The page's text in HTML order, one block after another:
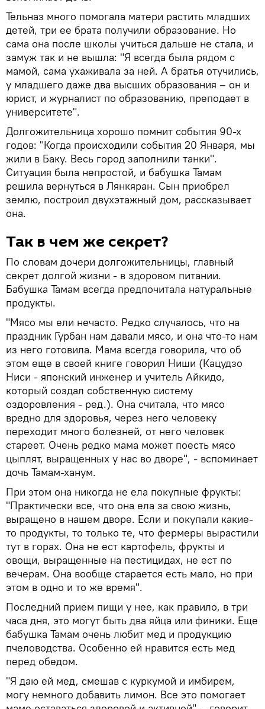
Тельназ много помогала матери растить младших
детей, три ее брата получили образование. Но
сама она после школы учиться дальше не стала, и
замуж так и не вышла: "Я всегда была рядом с
мамой, сама ухаживала за ней. А братья отучились,
у младшего даже два высших образования – он и
юрист, и журналист по образованию, преподает в
университете".
Долгожительница хорошо помнит события 90-х
годов: "Когда происходили события 20 Января, мы
жили в Баку. Весь город заполнили танки".
Ситуация была непростой, и бабушка Тамам
решила вернуться в Лянкяран. Сын приобрел
землю, построил двухэтажный дом, рассказывает
она.
Так в чем же секрет?
По словам дочери долгожительницы, главный
секрет долгой жизни - в здоровом питании.
Бабушка Тамам всегда предпочитала натуральные
продукты.
"Мясо мы ели нечасто. Редко случалось, что на
праздник Гурбан нам давали мясо, и она что-то нам
из него готовила. Мама всегда говорила, что об
этом еще в своей книге говорил Ниши (Кацудзо
Ниси - японский инженер и учитель Айкидо,
который создал собственную систему
оздоровления - ред.). Она считала, что мясо
вредно для здоровья, через него человеку
переходит много болезней, от него человек
стареет. Очень редко мама может поесть мясо
цыплят, выращенных у нас во дворе", - вспоминает
дочь Тамам-ханум.
При этом она никогда не ела покупные фрукты:
"Практически все, что она ела за свою жизнь,
выращено в нашем дворе. Если и покупали какие-
то продукты, то только те, что фермеры вырастили
тут в горах. Она не ест картофель, фрукты и
овощи, выращенные на пестицидах, не ест по
вечерам. Она вообще старается есть мало, но при
этом в одно и то же время".
Последний прием пищи у нее, как правило, в три
часа дня, это могут быть два яйца или финики. Еще
бабушка Тамам очень любит мед и продукцию
пчеловодства. Особенно ей нравится есть мед
перед обедом.
"Я даю ей мед, смешав с куркумой и имбирем,
могу немного добавить лимон. Все это помогает